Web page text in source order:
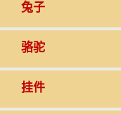
兔子
骆驼
挂件